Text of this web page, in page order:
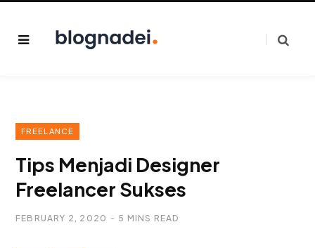
FREELANCE
Tips Menjadi Designer
Freelancer Sukses
FEBRUARY 2, 2020 5 MINS READ